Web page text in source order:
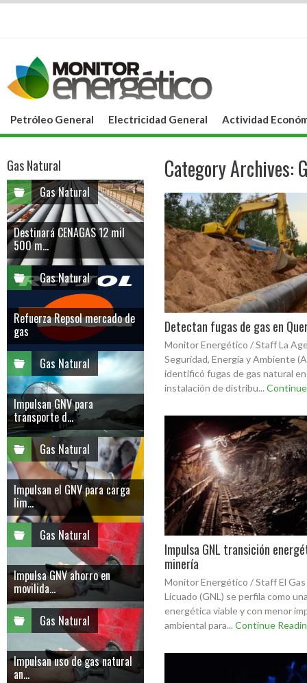
Petróleo General Electricidad General Actividad
Category Archives:
Detectan fugas de gas en
Monitor Energético / Staff La
Seguridad, Energía y Ambiente
identificó fugas de gas natural
instalación de distribu...
Impulsa GNL transición
minería
Monitor Energético / Staff El
Licuado (GNL) se perfila como
energética viable y con menor
ambiental para... Continue
Gas Natural
Gas Natural
Destinará CENAGAS 12 mil
500 m...
Gas Natural
Refuerza Repsol mercado de
gas
Gas Natural
Impulsan GNV para
transporte d...
Gas Natural
Impulsan el GNV para carga
lim...
Gas Natural
Impulsa GNV ahorro en
movilida...
Gas Natural
Impulsan uso de gas natural
an...